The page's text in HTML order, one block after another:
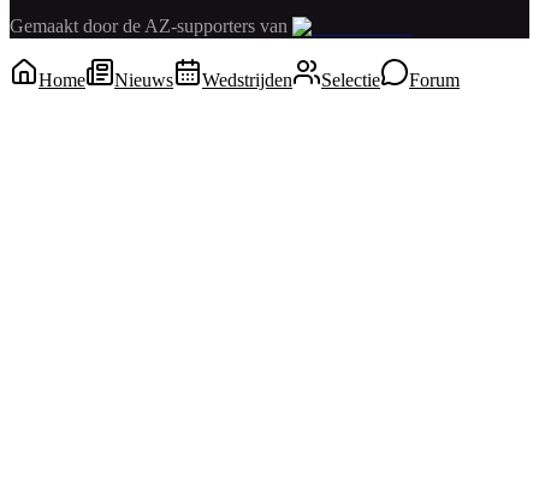
Gemaakt door de AZ-supporters van
Home Nieuws Wedstrijden Selectie Forum